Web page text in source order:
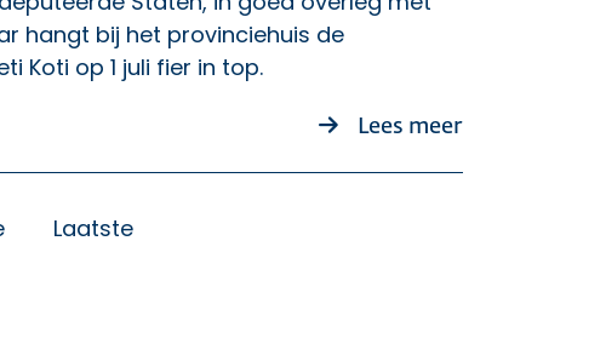
hangt bij het provinciehuis de
Koti op 1 juli fier in top.
Lees meerover Noord-
Laatste